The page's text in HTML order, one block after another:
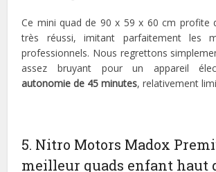
Ce mini quad de 90 x 59 x 60 cm profite
très réussi, imitant parfaitement les
professionnels. Nous regrettons
assez bruyant pour un appareil
autonomie de 45 minutes, relativement
5. Nitro Motors Madox
meilleur quads enfant haut